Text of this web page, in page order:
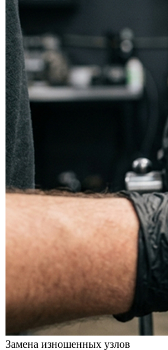
Замена изношенных узлов